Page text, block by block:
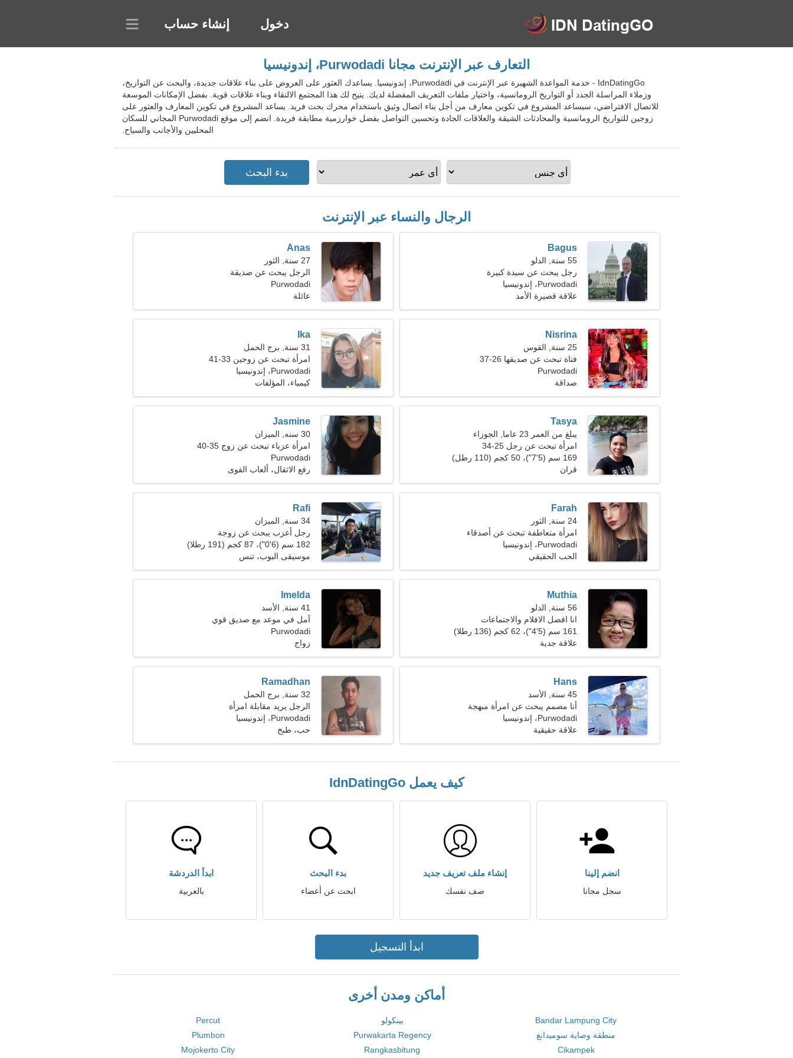
دخول إنشاء حساب
التعارف عبر الإنترنت مجانا Purwodadi، إندونيسيا
IdnDatingGo - خدمة المواعدة الشهيرة عبر الإنترنت في Purwodadi، إندونيسيا. يساعدك العثور على العروض على بناء علاقات جديدة، والبحث عن التواريخ،
وزملاء المراسلة الجدد أو التواريخ الرومانسية، واختيار ملفات التعريف المفضلة لديك. يتيح لك هذا المجتمع الالتقاء وبناء علاقات قوية. بفضل الإمكانات الموسعة
للاتصال الافتراضي، سيساعد المشروع في تكوين معارف من أجل بناء اتصال وثيق باستخدام محرك بحث فريد. يساعد المشروع في تكوين المعارف والعثور على
زوجين للتواريخ الرومانسية والمحادثات الشيقة والعلاقات الجادة وتحسين التواصل بفضل خوارزمية مطابقة فريدة. انضم إلى موقع Purwodadi المجاني للسكان
المحليين والأجانب والسياح.
الرجال والنساء عبر الإنترنت
Bagus
55 سنة, الدلو
رجل يبحث عن سيدة كبيرة
Purwodadi، إندونيسيا
علاقة قصيرة الأمد
Anas
27 سنة, الثور
الرجل يبحث عن صديقة
Purwodadi
عائلة
Nisrina
25 سنة, القوس
فتاة تبحث عن صديقها 26-37
Purwodadi
صداقة
Ika
31 سنة, برج الحمل
امرأة تبحث عن زوجين 33-41
Purwodadi، إندونيسيا
كيمياء، المؤلفات
Tasya
يبلغ من العمر 23 عاما, الجوزاء
امرأة تبحث عن رجل 25-34
169 سم (5'7")، 50 كجم (110 رطل)
قران
Jasmine
30 سنه, الميزان
امرأة عزباء تبحث عن زوج 35-40
Purwodadi
رفع الاثقال، ألعاب القوى
Farah
24 سنة, الثور
امرأة متعاطفة تبحث عن أصدقاء
Purwodadi، إندونيسيا
الحب الحقيقي
Rafi
34 سنة, الميزان
رجل أعزب يبحث عن زوجة
182 سم (6'0")، 87 كجم (191 رطلا)
موسيقى البوب، تنس
Muthia
56 سنة, الدلو
انا افضل الافلام والاجتماعات
161 سم (5'4")، 62 كجم (136 رطلا)
علاقة جدية
Imelda
41 سنة, الأسد
آمل في موعد مع صديق قوي
Purwodadi
زواج
Hans
45 سنة, الأسد
أنا مصمم يبحث عن امرأة مبهجة
Purwodadi، إندونيسيا
علاقة حقيقية
Ramadhan
32 سنة, برج الحمل
الرجل يريد مقابلة امرأة
Purwodadi، إندونيسيا
حب، طبخ
كيف يعمل IdnDatingGo
انضم إلينا
سجل مجانا
إنشاء ملف تعريف جديد
صف نفسك
بدء البحث
ابحث عن أعضاء
ابدأ الدردشة
بالعربية
ابدأ التسجيل
أماكن ومدن أخرى
Bandar Lampung City بينكولو
Percut
منطقة وصاية سوميدانغ
Purwakarta Regency
Plumbon
Cikampek
Rangkasbitung
Mojokerto City